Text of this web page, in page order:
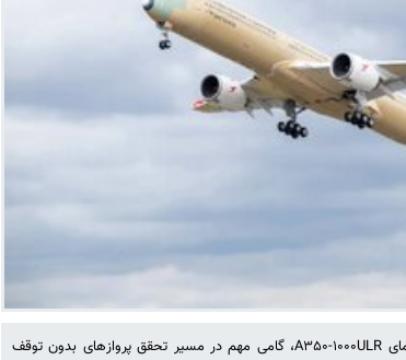
ایرباس با انجام نخستین پرواز آزمایشی هواپیمای A۳۵۰-۱۰۰۰ULR، گامی مهم در مسیر تحقق پروازهای بدون توقف